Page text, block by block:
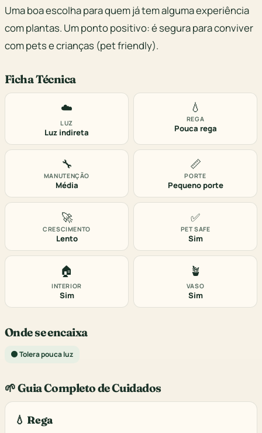
Uma boa escolha para quem já tem alguma experiência
com plantas. Um ponto positivo: é segura para conviver
com pets e crianças (pet friendly).
Ficha Técnica
☁️
LUZ
Luz indireta
💧
REGA
Pouca rega
🔧
MANUTENÇÃO
Média
📏
PORTE
Pequeno porte
🚀
CRESCIMENTO
Lento
✅
PET SAFE
Sim
🏠
INTERIOR
Sim
🪴
VASO
Sim
Onde se encaixa
🌑 Tolera pouca luz
🌱 Guia Completo de Cuidados
💧 Rega